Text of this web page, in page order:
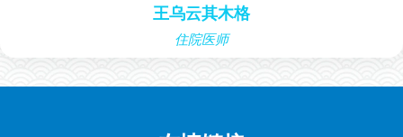
王乌云其木格
住院医师